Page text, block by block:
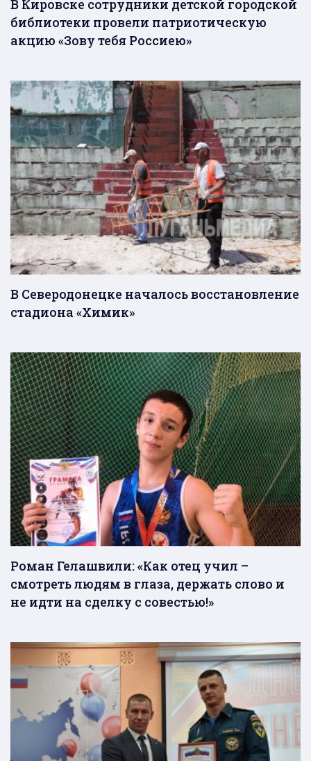
В Кировске сотрудники детской городской
библиотеки провели патриотическую
акцию «Зову тебя Россиею»
В Северодонецке началось восстановление
стадиона «Химик»
Роман Гелашвили: «Как отец учил –
смотреть людям в глаза, держать слово и
не идти на сделку с совестью!»